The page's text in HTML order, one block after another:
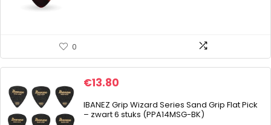
0
€13.80
IBANEZ Grip Wizard Series Sand Grip Flat Pick
– zwart 6 stuks (PPA14MSG-BK)